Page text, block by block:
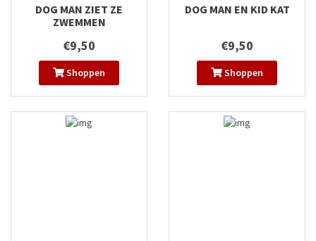
DOG MAN ZIET ZE
ZWEMMEN
€9,50
Shoppen
DOG MAN EN KID KAT
€9,50
Shoppen